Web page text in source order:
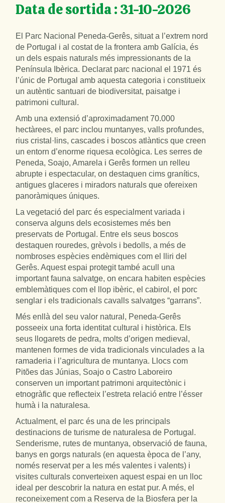
Data de sortida : 31-10-2026
El Parc Nacional Peneda-Gerês, situat a l’extrem nord
de Portugal i al costat de la frontera amb Galícia, és
un dels espais naturals més impressionants de la
Península Ibèrica. Declarat parc nacional el 1971 és
l’únic de Portugal amb aquesta categoria i constitueix
un autèntic santuari de biodiversitat, paisatge i
patrimoni cultural.
Amb una extensió d’aproximadament 70.000
hectàrees, el parc inclou muntanyes, valls profundes,
rius cristal·lins, cascades i boscos atlàntics que creen
un entorn d’enorme riquesa ecològica. Les serres de
Peneda, Soajo, Amarela i Gerês formen un relleu
abrupte i espectacular, on destaquen cims granítics,
antigues glaceres i miradors naturals que ofereixen
panoràmiques úniques.
La vegetació del parc és especialment variada i
conserva alguns dels ecosistemes més ben
preservats de Portugal. Entre els seus boscos
destaquen rouredes, grèvols i bedolls, a més de
nombroses espècies endèmiques com el lliri del
Gerês. Aquest espai protegit també acull una
important fauna salvatge, on encara habiten espècies
emblemàtiques com el llop ibèric, el cabirol, el porc
senglar i els tradicionals cavalls salvatges “garrans”.
Més enllà del seu valor natural, Peneda-Gerês
posseeix una forta identitat cultural i històrica. Els
seus llogarets de pedra, molts d’origen medieval,
mantenen formes de vida tradicionals vinculades a la
ramaderia i l’agricultura de muntanya. Llocs com
Pitões das Júnias, Soajo o Castro Laboreiro
conserven un important patrimoni arquitectònic i
etnogràfic que reflecteix l’estreta relació entre l’ésser
humà i la naturalesa.
Actualment, el parc és una de les principals
destinacions de turisme de naturalesa de Portugal.
Senderisme, rutes de muntanya, observació de fauna,
banys en gorgs naturals (en aquesta època de l’any,
només reservat per a les més valentes i valents) i
visites culturals converteixen aquest espai en un lloc
ideal per descobrir la natura en estat pur. A més, el
reconeixement com a Reserva de la Biosfera per la